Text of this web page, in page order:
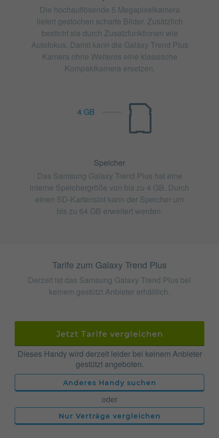
Die hochauflösende 5 Megapixelkamera
liefert gestochen scharfe Bilder. Zusätzlich
besticht sie durch Zusatzfunktionen wie
Autofokus. Damit kann die Galaxy Trend Plus
Kamera ohne Weiteres eine klassische
Kompaktkamera ersetzen.
4 GB
Speicher
Das Samsung Galaxy Trend Plus hat eine
interne Speichergröße von bis zu 4 GB. Durch
einen SD-Kartenslot kann der Speicher um
bis zu 64 GB erweitert werden.
Tarife zum Galaxy Trend Plus
Derzeit ist das Samsung Galaxy Trend Plus bei
keinem gestützt Anbieter erhältlich.
Jetzt Tarife vergleichen
Dieses Handy wird derzeit leider bei keinem Anbieter
gestützt angeboten.
Anderes Handy suchen
oder
Nur Verträge vergleichen